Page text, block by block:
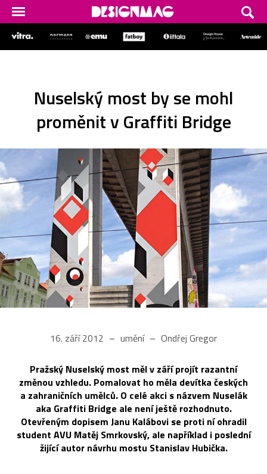
Nuselský most by se mohl
proměnit v Graffiti Bridge
16. září 2012 umění Ondřej Gregor
Pražský Nuselský most měl v září projít razantní
změnou vzhledu. Pomalovat ho měla devítka českých
a zahraničních umělců. O celé akci s názvem Nuselák
aka Graffiti Bridge ale není ještě rozhodnuto.
Otevřeným dopisem Janu Kalábovi se proti ní ohradil
student AVU Matěj Smrkovský, ale například i poslední
žijící autor návrhu mostu Stanislav Hubička.